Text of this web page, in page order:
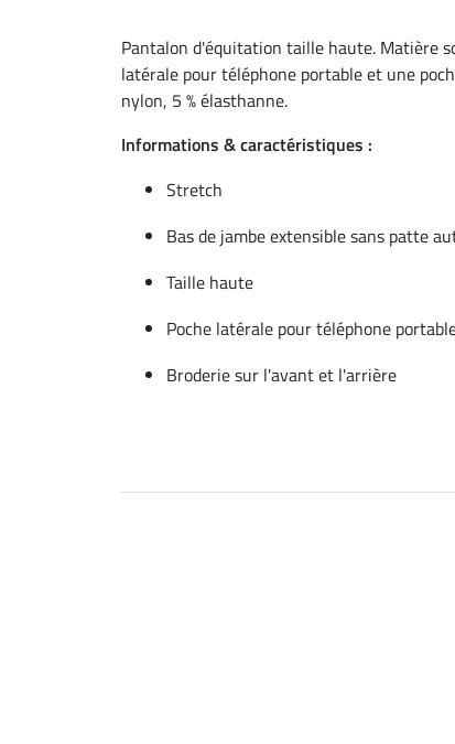
Pantalon d'équitation taille haute. Matière
latérale pour téléphone portable et une
nylon, 5 % élasthanne.
Informations & caractéristiques :
Stretch
Bas de jambe extensible sans patte
Taille haute
Poche latérale pour téléphone
Broderie sur l'avant et l'arrière